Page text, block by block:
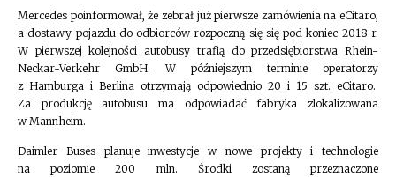
Mercedes poinformował, że zebrał już pierwsze zamówienia na eCitaro,
a dostawy pojazdu do odbiorców rozpoczną się się pod koniec 2018 r.
W pierwszej kolejności autobusy trafią do przedsiębiorstwa Rhein-
Neckar-Verkehr GmbH. W późniejszym terminie operatorzy
z Hamburga i Berlina otrzymają odpowiednio 20 i 15 szt. eCitaro.
Za produkcję autobusu ma odpowiadać fabryka zlokalizowana
w Mannheim.
Daimler Buses planuje inwestycje w nowe projekty i technologie
na poziomie 200 mln. Środki zostaną przeznaczone